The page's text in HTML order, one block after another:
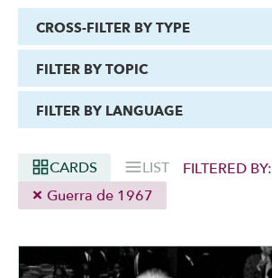
CARDS LIST
FILTERED BY:
Guerra de 1967
CROSS-FILTER BY TYPE
FILTER BY TOPIC
FILTER BY LANGUAGE